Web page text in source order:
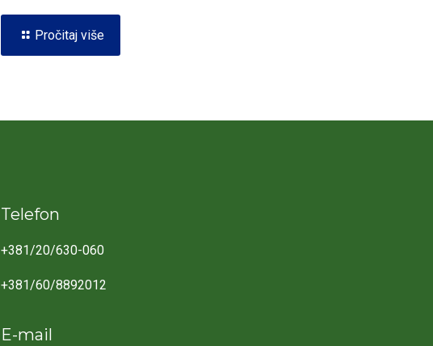
Pročitaj više
Telefon
+381/20/630-060
+381/60/8892012
E-mail